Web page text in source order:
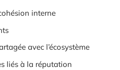
interne
avec l’écosystème
liés à la réputation